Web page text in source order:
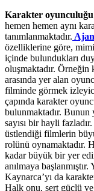
Karakter oyunculuğu
hemen hemen aynı
tanımlanmaktadır.
özelliklerine göre,
içinde bulundukları
oluşmaktadır.
arasında yer alan
filminde görmek
çapında karakter
bulunmaktadır. Bunun
sayısı bir hayli
üstlendiği filmlerin
rolünü oynamaktadır.
kadar büyük bir yer
anılmaya
Kaynarca’yı da
Halk onu, sert güçlü